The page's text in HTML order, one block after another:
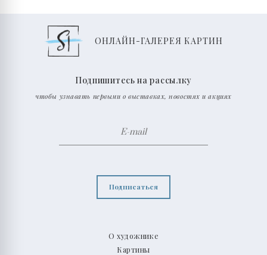
ОНЛАЙН-ГАЛЕРЕЯ КАРТИН
О художнике
Картины
Подпишитесь на рассылку
чтобы узнавать первыми о выставках, новостях и акциях
Подписаться